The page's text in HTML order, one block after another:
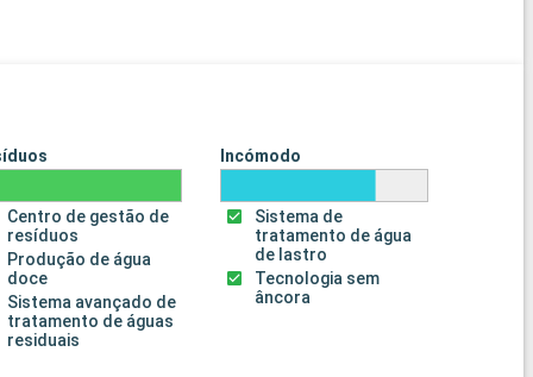
Centro de gestão de
resíduos
Produção de água
doce
Sistema avançado de
tratamento de águas
residuais
Incómodo
Sistema de
tratamento de água
de lastro
Tecnologia sem
âncora